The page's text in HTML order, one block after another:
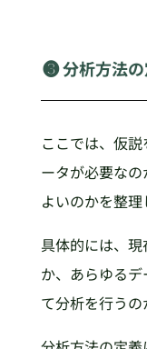
❸ 分析方法
ここでは、仮
ータが必要な
よいのかを整理
具体的には、
か、あらゆる
て分析を行うの